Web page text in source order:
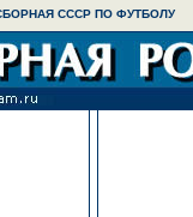
СССР ПО ФУТБОЛУ